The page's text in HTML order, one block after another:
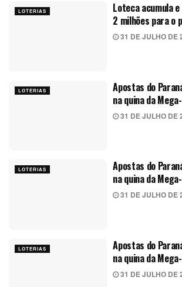
LOTERIAS
Loteca acumula
2 milhões para o
31 DE JULHO DE
LOTERIAS
Apostas do
na quina da
31 DE JULHO DE
LOTERIAS
Apostas do
na quina da
31 DE JULHO DE
LOTERIAS
Apostas do
na quina da
31 DE JULHO DE